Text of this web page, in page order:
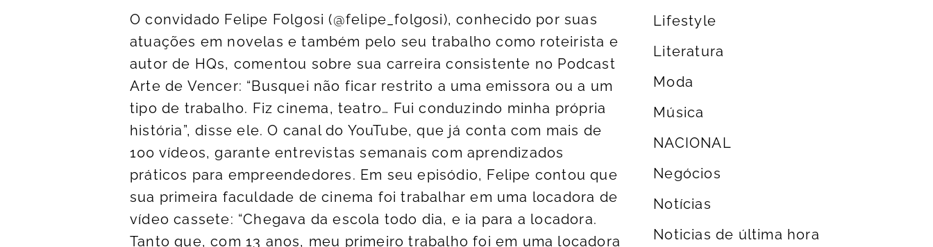
O convidado Felipe Folgosi (@felipe_folgosi), conhecido por suas
atuações em novelas e também pelo seu trabalho como roteirista e
autor de HQs, comentou sobre sua carreira consistente no Podcast
Arte de Vencer: “Busquei não ficar restrito a uma emissora ou a um
tipo de trabalho. Fiz cinema, teatro… Fui conduzindo minha própria
história”, disse ele. O canal do YouTube, que já conta com mais de
100 vídeos, garante entrevistas semanais com aprendizados
práticos para empreendedores. Em seu episódio, Felipe contou que
sua primeira faculdade de cinema foi trabalhar em uma locadora de
vídeo cassete: “Chegava da escola todo dia, e ia para a locadora.
Tanto que, com 13 anos, meu primeiro trabalho foi em uma locadora
Lifestyle
Literatura
Moda
Música
NACIONAL
Negócios
Notícias
Noticias de última hora